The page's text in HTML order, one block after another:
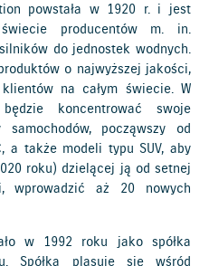
powstała w 1920 r. i jest
producentów m. in.
do jednostek wodnych.
o najwyższej jakości,
na całym świecie. W
koncentrować swoje
począwszy od
a także modeli typu SUV, aby
roku) dzielącej ją od setnej
wprowadzić aż 20 nowych
w 1992 roku jako spółka